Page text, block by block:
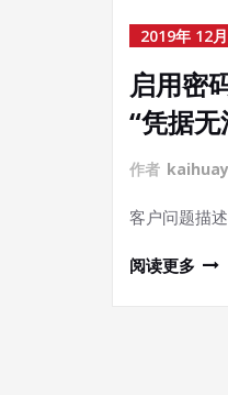
2019年 12
启用密
“凭据
作者
客户问题描
阅读更多